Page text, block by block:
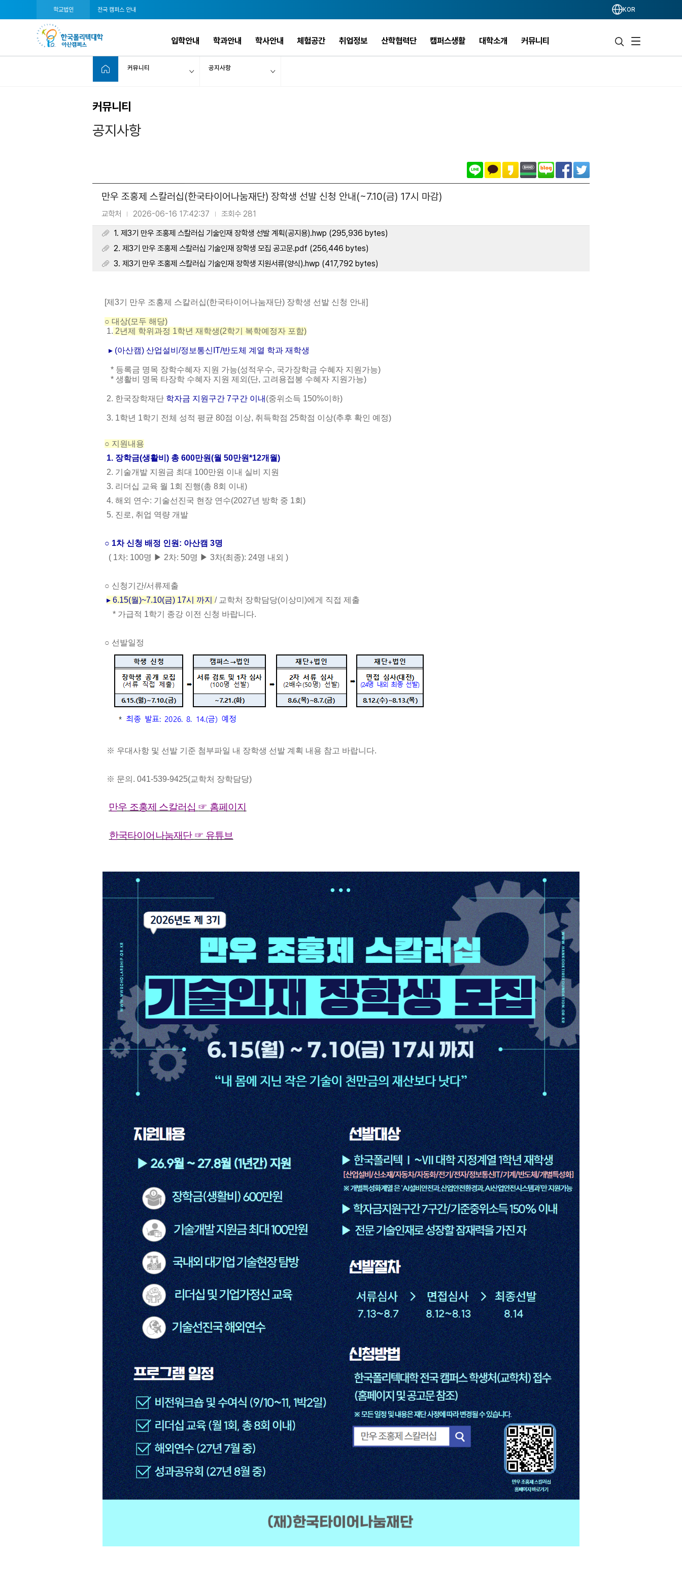
학교법인 전국 캠퍼스 안내 KOR
입학안내 학과안내 학사안내 체험공간 취업정보 산학협력단 캠퍼스생활 대학소개 커뮤니티
커뮤니티 공지사항
커뮤니티
공지사항
만우 조홍제 스칼러십(한국타이어나눔재단) 장학생 선발 신청 안내(~7.10(금) 17시 마감)
교학처 | 2026-06-16 17:42:37 |
조회수 281
1. 제3기 만우 조홍제 스칼러십 기술인재 장학생 선발 계획(공지용).hwp (295,936 bytes)
2. 제3기 만우 조홍제 스칼러십 기술인재 장학생 모집 공고문.pdf (256,446 bytes)
3. 제3기 만우 조홍제 스칼러십 기술인재 장학생 지원서류(양식).hwp (417,792 bytes)
[제 3기 만우 조홍제 스칼러십(한국타이어나눔재단) 장학생 선발 신청 안내]
○ 대상(모두 해당)
1. 2년제 학위과정 1학년 재학생(2학기 복학예정자 포함)
▸ (아산캠) 산업설비 /정보통신 IT/반도체 계열 학과 재학생
* 등록금 명목 장학수혜자 지원 가능(성적우수, 국가장학금 수혜자 지원가능)
* 생활비 명목 타장학 수혜자 지원 제외 (단, 고려용접봉 수혜자 지원가능)
2. 한국장학재단 학자금 지원구간 7구간 이내 (중위소득 150%이하)
3. 1학년 1학기 전체 성적 평균 80점 이상, 취득학점 25학점 이상(추후 확인 예정)
○ 지원내용
1. 장학금(생활비 ) 총 600만원(월 50만원*12개월)
2. 기술개발 지원금 최대 100만원 이내 실비 지원
3. 리더십 교육 월 1회 진행(총 8회 이내)
4. 해외 연수: 기술선진국 현장 연수(2027년 방학 중 1회 )
5. 진로, 취업 역량 개발
○ 1차 신청 배정 인원 : 아산캠 3명
( 1차: 100명 ▶ 2차: 50명 ▶ 3차(최종): 24명 내외 )
○ 신청기간/서류제출
▸ 6.15(월)~7.10(금) 17시 까지 / 교학처 장학담당(이상미 )에게 직접 제출
* 가급적 1학기 종강 이전 신청 바랍니다.
○ 선발일정
※ 우대사항 및 선발 기준 첨부파일 내 장학생 선발 계획 내용 참고 바랍니다.
※ 문의 . 041-539-9425(교학처 장학담당)
만우 조홍제 스칼러십 ☞ 홈페이지
한국타이어나눔재단 ☞ 유튜브